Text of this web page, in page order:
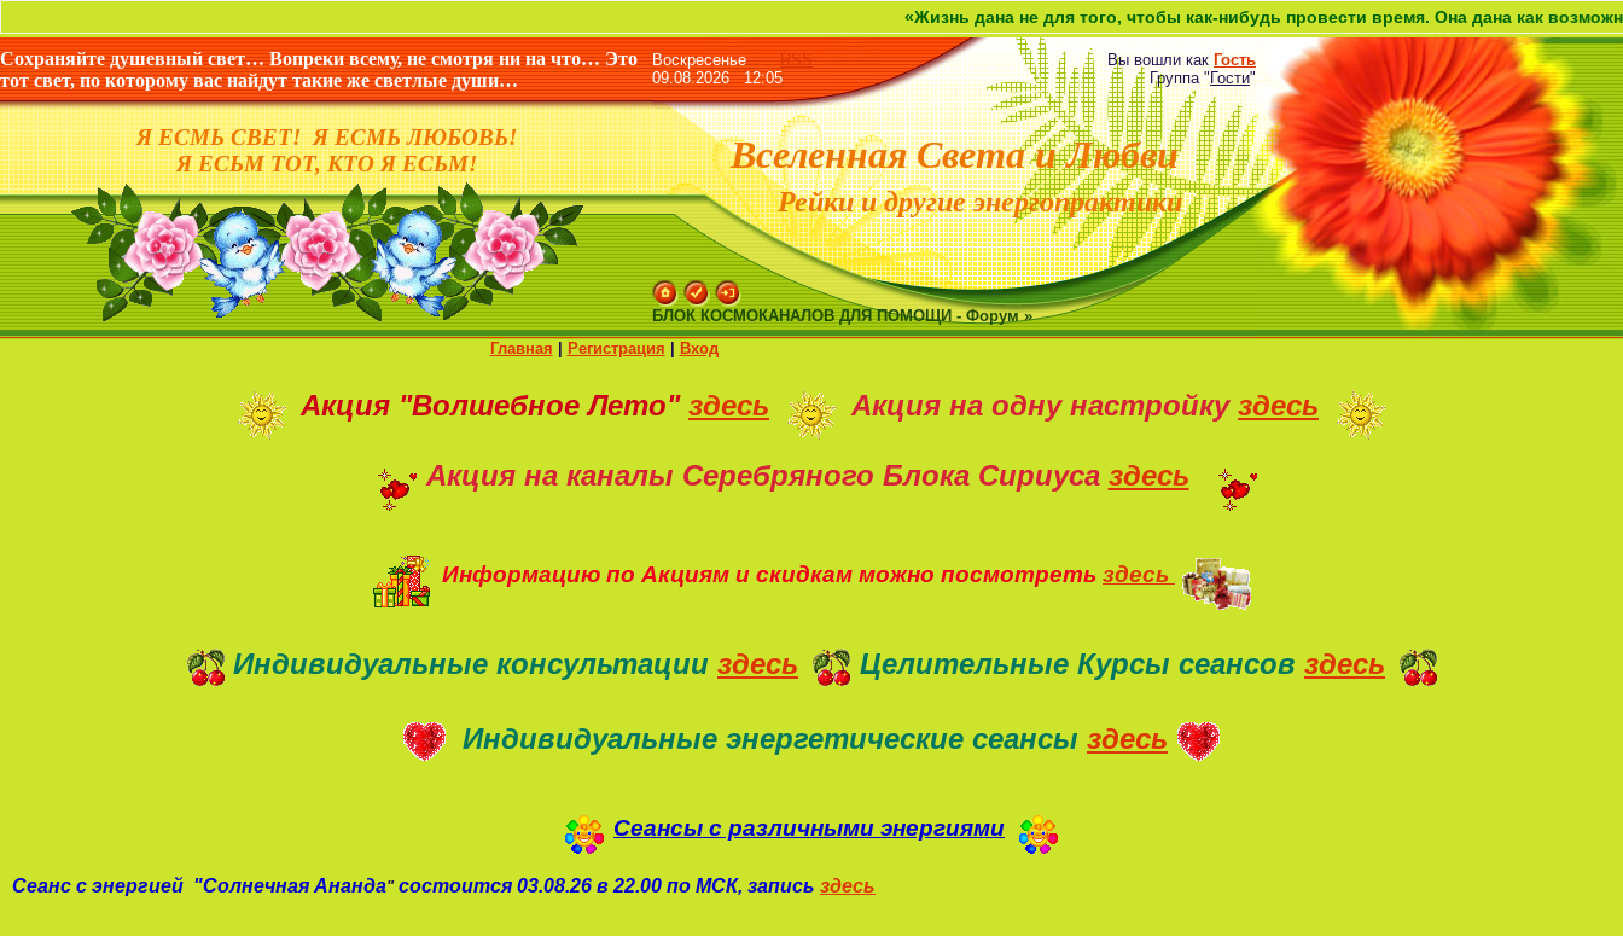
«Жизнь дана не для того, чтобы как-нибудь провести время. Она дана как возможность
Сохраняйте душевный свет… Вопреки всему, не смотря ни на что… Это
тот свет, по которому вас найдут такие же светлые души…
Я ЕСМЬ СВЕТ! Я ЕСМЬ ЛЮБОВЬ!
Я ЕСЬМ ТОТ, КТО Я ЕСЬМ!
ВоскресеньеRSS
09.08.2026 12:05
Вы вошли как Гость
Группа"Гости"
Вселенная Света и Любви
Рейки и другие энергопрактики
БЛОК КОСМОКАНАЛОВ ДЛЯ ПОМОЩИ - Форум »
Главная
Регистрация Вход
Акция "Волшебное Лето" здесь Акция на одну настройку здесь
Акция на каналы Серебряного Блока Сириуса здесь
Информацию по Акциям и скидкам можно посмотреть здесь
Индивидуальные консультации здесь Целительные Курсы сеансов здесь
Индивидуальные энергетические сеансы здесь
Сеансы с различными энергиями
Сеанс с энергией "Солнечная Ананда" состоится 03.08.26 в 22.00 по МСК, запись здесь